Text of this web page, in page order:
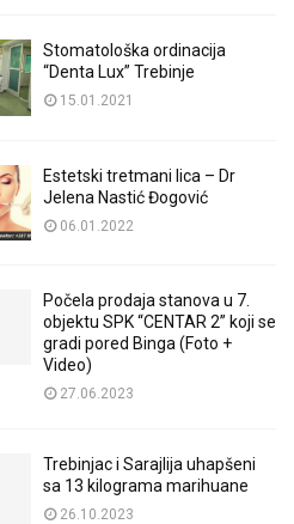
Stomatološka ordinacija
“Denta Lux” Trebinje
15.01.2021
Estetski tretmani lica – Dr
Jelena Nastić Đogović
06.01.2022
Počela prodaja stanova u 7.
objektu SPK “CENTAR 2” koji se
gradi pored Binga (Foto +
Video)
27.06.2023
Trebinjac i Sarajlija uhapšeni
sa 13 kilograma marihuane
26.10.2023